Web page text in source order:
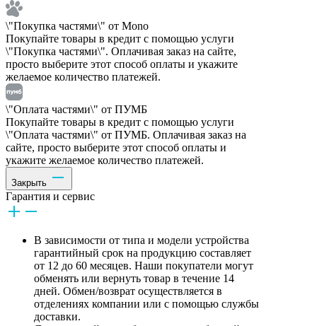
\"Покупка частями\" от Mono
Покупайте товары в кредит с помощью услуги
\"Покупка частями\". Оплачивая заказ на сайте,
просто выберите этот способ оплаты и укажите
желаемое количество платежей.
\"Оплата частями\" от ПУМБ
Покупайте товары в кредит с помощью услуги
\"Оплата частями\" от ПУМБ. Оплачивая заказ на
сайте, просто выберите этот способ оплаты и
укажите желаемое количество платежей.
Закрыть
Гарантия и сервис
В зависимости от типа и модели устройства
гарантийный срок на продукцию составляет
от 12 до 60 месяцев. Наши покупатели могут
обменять или вернуть товар в течение 14
дней. Обмен/возврат осуществляется в
отделениях компании или с помощью службы
доставки.